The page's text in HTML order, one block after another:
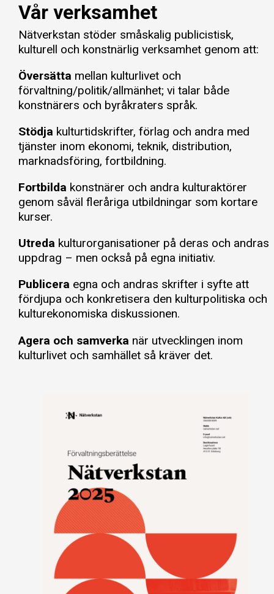
Vår verksamhet
Nätverkstan stöder småskalig publicistisk,
kulturell och konstnärlig verksamhet genom att:
Översätta mellan kulturlivet och
förvaltning/politik/allmänhet; vi talar både
konstnärers och byråkraters språk.
Stödja kulturtidskrifter, förlag och andra med
tjänster inom ekonomi, teknik, distribution,
marknadsföring, fortbildning.
Fortbilda konstnärer och andra kulturaktörer
genom såväl fleråriga utbildningar som kortare
kurser.
Utreda kulturorganisationer på deras och andras
uppdrag – men också på egna initiativ.
Publicera egna och andras skrifter i syfte att
fördjupa och konkretisera den kulturpolitiska och
kulturekonomiska diskussionen.
Agera och samverka när utvecklingen inom
kulturlivet och samhället så kräver det.